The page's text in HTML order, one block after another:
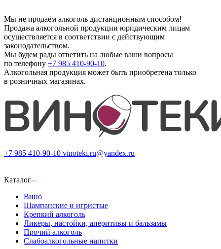
Мы не продаём алкоголь дистанционным способом!
Продажа алкогольной продукции юридическим лицам
осуществляется в соответствии с действующим
законодательством.
Мы будем рады ответить на любые ваши вопросы
по телефону +7 985 410-90-10.
Алкогольная продукция может быть приобретена только
в розничных магазинах.
+7 985 410-90-10 vinoteki.ru@yandex.ru
Каталог
Вино
Шампанские и игристые
Крепкий алкоголь
Ликёры, настойки, аперитивы и бальзамы
Прочий алкоголь
Слабоалкогольные напитки